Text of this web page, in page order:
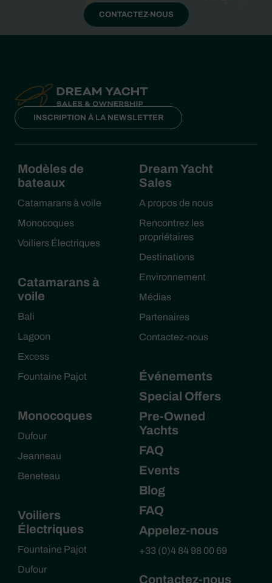
CONTACTEZ-NOUS
INSCRIPTION À LA NEWSLETTER
Modèles de
bateaux
Catamarans à voile
Monocoques
Voiliers Électriques
Catamarans à
voile
Bali
Lagoon
Excess
Fountaine Pajot
Monocoques
Dufour
Jeanneau
Beneteau
Voiliers
Électriques
Fountaine Pajot
Dufour
Dream Yacht
Sales
A propos de nous
Rencontrez les
propriétaires
Destinations
Environnement
Médias
Partenaires
Contactez-nous
Événements
Special Offers
Pre-Owned
Yachts
FAQ
Events
Blog
FAQ
Appelez-nous
+33 (0)4 84 98 00 69
Contactez-nous